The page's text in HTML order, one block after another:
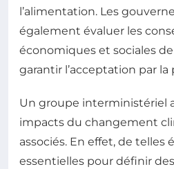
l’alimentation. Les
également évaluer les
économiques et sociales
garantir l’acceptation par
Un groupe interministériel
impacts du changement
associés. En effet, de telles
essentielles pour définir des